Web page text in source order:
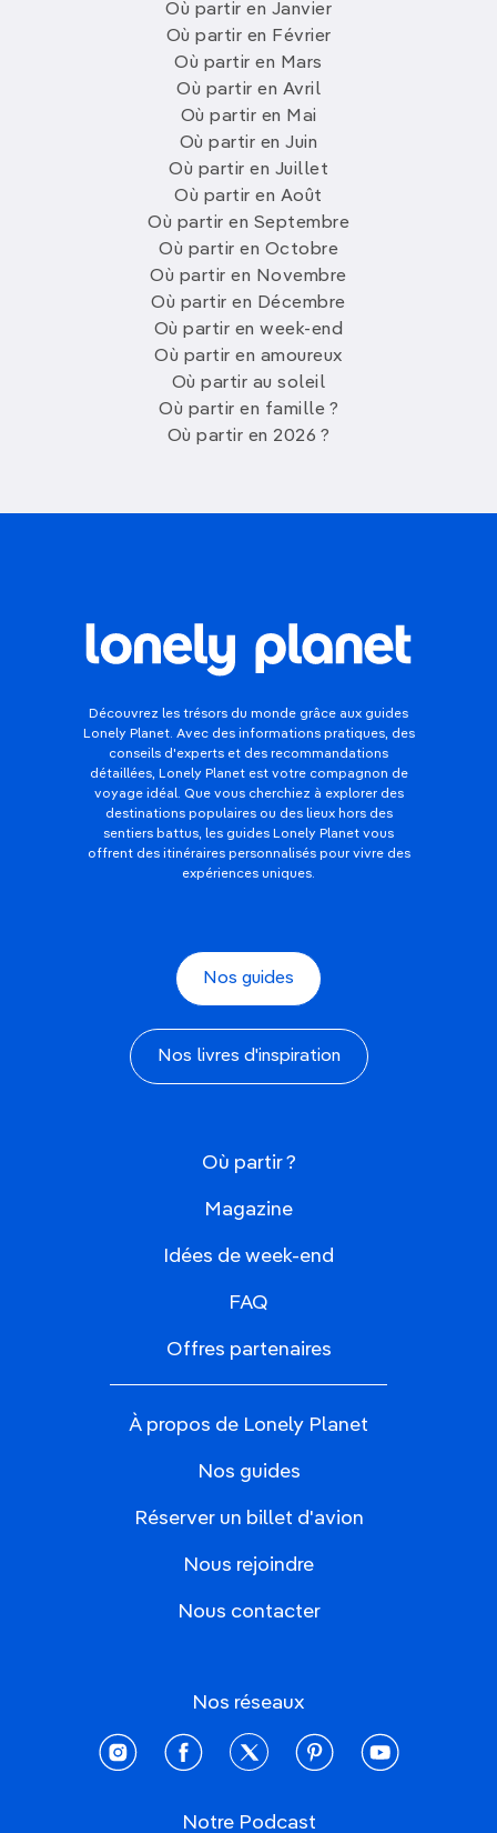
Où partir en Janvier
Où partir en Février
Où partir en Mars
Où partir en Avril
Où partir en Mai
Où partir en Juin
Où partir en Juillet
Où partir en Août
Où partir en Septembre
Où partir en Octobre
Où partir en Novembre
Où partir en Décembre
Où partir en week-end
Où partir en amoureux
Où partir au soleil
Où partir en famille ?
Où partir en 2026 ?
Découvrez les trésors du monde grâce aux guides
Lonely Planet. Avec des informations pratiques, des
conseils d'experts et des recommandations
détaillées, Lonely Planet est votre compagnon de
voyage idéal. Que vous cherchiez à explorer des
destinations populaires ou des lieux hors des
sentiers battus, les guides Lonely Planet vous
offrent des itinéraires personnalisés pour vivre des
expériences uniques.
Nos guides
Nos livres d'inspiration
Où partir ?
Magazine
Idées de week-end
FAQ
Offres partenaires
À propos de Lonely Planet
Nos guides
Réserver un billet d'avion
Nous rejoindre
Nous contacter
Nos réseaux
instagramfacebooktwitter pinterestyoutube
Notre Podcast